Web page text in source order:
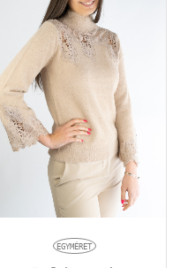
EGYMÉRET